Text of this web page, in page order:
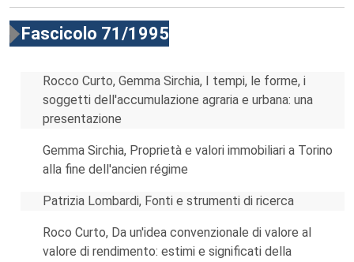
Fascicolo 71/1995
Rocco Curto, Gemma Sirchia, I tempi, le forme, i
soggetti dell'accumulazione agraria e urbana: una
presentazione
Gemma Sirchia, Proprietà e valori immobiliari a Torino
alla fine dell'ancien régime
Patrizia Lombardi, Fonti e strumenti di ricerca
Roco Curto, Da un'idea convenzionale di valore al
valore di rendimento: estimi e significati della